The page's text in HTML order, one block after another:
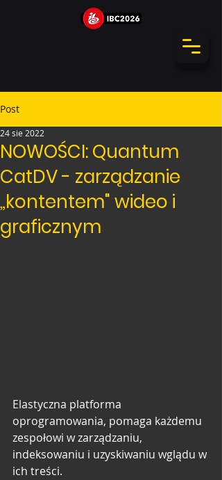
Post
NOWOŚCI: Quantum
CatDV - zarządzanie
„kontentem" wideo i
graficznym
24 sie 2022
Elastyczna platforma
oprogramowania, pomaga każdemu
zespołowi w zarządzaniu,
indeksowaniu i uzyskiwaniu wglądu w
ich treści.